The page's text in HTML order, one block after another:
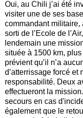
Oui, au Chili j’ai été
visiter une de ses
commandant militaire,
sorti de l’Ecole de
lendemain une
située à 1500 km,
prévient qu’il n’a
d’atterrissage forcé et
responsabilité. Deux
effectueront la
secours en cas
également que le